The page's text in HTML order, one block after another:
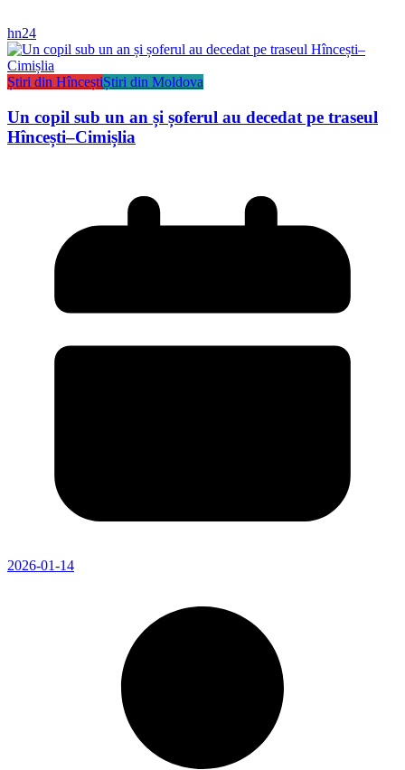
hn24
Știri din HînceștiȘtiri din Moldova
Un copil sub un an și șoferul au decedat pe traseul
Hîncești–Cimișlia
2026-01-14